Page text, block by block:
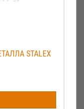
STALEX